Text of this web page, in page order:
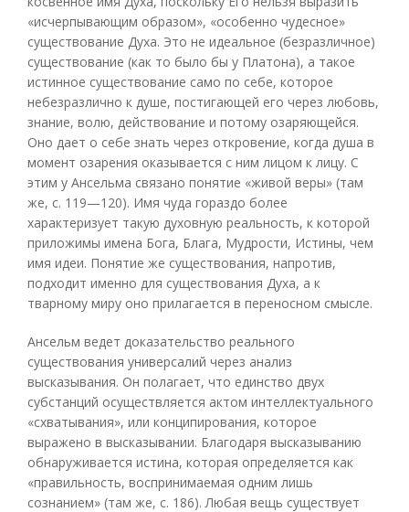
«исчерпывающим образом», «особенно чудесное»
существование Духа. Это не идеальное (безразличное)
существование (как то было бы у Платона), а такое
истинное существование само по себе, которое
небезразлично к душе, постигающей его через любовь,
знание, волю, действование и потому озаряющейся.
Оно дает о себе знать через откровение, когда душа в
момент озарения оказывается с ним лицом к лицу. С
этим у Ансельма связано понятие «живой веры» (там
же, с. 119—120). Имя чуда гораздо более
характеризует такую духовную реальность, к которой
приложимы имена Бога, Блага, Мудрости, Истины, чем
имя идеи. Понятие же существования, напротив,
подходит именно для существования Духа, а к
тварному миру оно прилагается в переносном смысле.
Ансельм ведет доказательство реального
существования универсалий через анализ
высказывания. Он полагает, что единство двух
субстанций осуществляется актом интеллектуального
«схватывания», или конципирования, которое
выражено в высказывании. Благодаря высказыванию
обнаруживается истина, которая определяется как
«правильность, воспринимаемая одним лишь
сознанием» (там же, с. 186). Любая вещь существует